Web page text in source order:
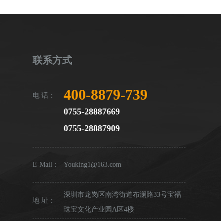
联系方式
电 话： 400-8879-739
0755-28887669
0755-28887909
E-Mail： Youking1@163.com
地 址：
深圳市龙岗区南湾街道布澜路33号宝福
珠宝文化产业园A区4楼